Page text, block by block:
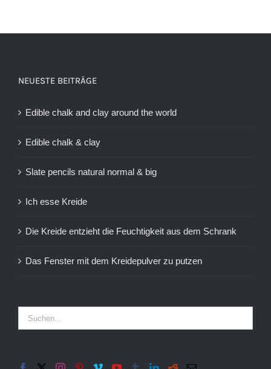
NEUESTE BEITRÄGE
Edible chalk and clay around the world
Edible chalk & clay
Slate pencils natural normal & big
Ich esse Kreide
Die Kreide entzieht die Feuchtigkeit aus dem Schrank
Das Fenster mit dem Kreidepulver zu putzen